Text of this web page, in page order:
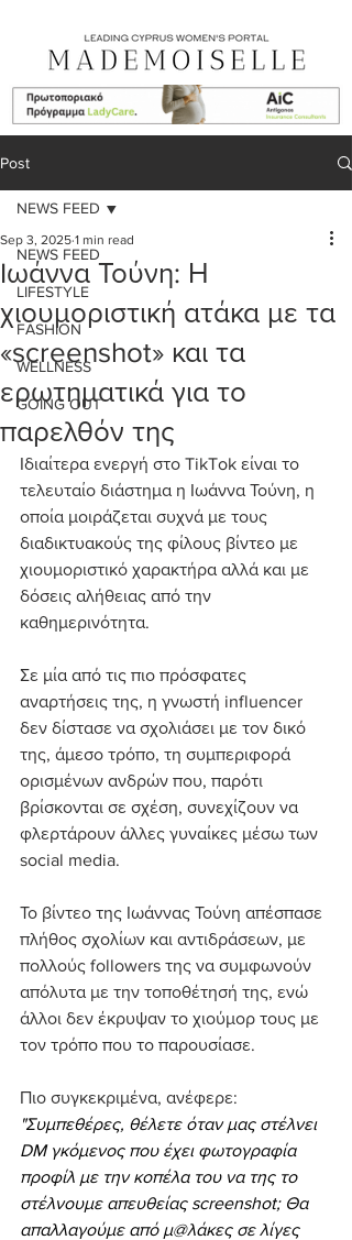
Post
NEWS FEED
LIFESTYLE
FASHION
WELLNESS
GOING OUT
NEWS FEED
Iωάννα Τούνη: Η
χιουμοριστική ατάκα με τα
«screenshot» και τα
ερωτηματικά για το
παρελθόν της
Sep 3, 2025 1 min read
Ιδιαίτερα ενεργή στο TikTok είναι το
τελευταίο διάστημα η Ιωάννα Τούνη, η
οποία μοιράζεται συχνά με τους
διαδικτυακούς της φίλους βίντεο με
χιουμοριστικό χαρακτήρα αλλά και με
δόσεις αλήθειας από την
καθημερινότητα.
Σε μία από τις πιο πρόσφατες
αναρτήσεις της, η γνωστή influencer
δεν δίστασε να σχολιάσει με τον δικό
της, άμεσο τρόπο, τη συμπεριφορά
ορισμένων ανδρών που, παρότι
βρίσκονται σε σχέση, συνεχίζουν να
φλερτάρουν άλλες γυναίκες μέσω των
social media.
Το βίντεο της Ιωάννας Τούνη απέσπασε
πλήθος σχολίων και αντιδράσεων, με
πολλούς followers της να συμφωνούν
απόλυτα με την τοποθέτησή της, ενώ
άλλοι δεν έκρυψαν το χιούμορ τους με
τον τρόπο που το παρουσίασε.
Πιο συγκεκριμένα, ανέφερε:
"Συμπεθέρες, θέλετε όταν μας στέλνει
DM γκόμενος που έχει φωτογραφία
προφίλ με την κοπέλα του να της το
στέλνουμε απευθείας screenshot; Θα
απαλλαγούμε από μ@λάκες σε λίγες